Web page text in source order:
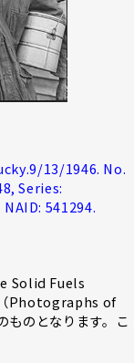
13/1946. No.
Series:
541294.
Solid Fuels
Photographs of
のとなります。こ